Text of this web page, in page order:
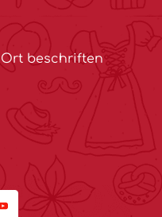
beschriften